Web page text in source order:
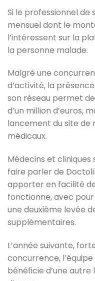
Si le professionnel
mensuel dont le
l’intéressent sur la
la personne malade.
Malgré une
d’activité, la
son réseau permet
d’un million d’euros,
lancement du site de
médicaux.
Médecins et
faire parler de
apporter en facilité
fonctionne, avec
une deuxième levée
supplémentaires.
L’année suivante,
concurrence,
bénéficie d’une autre